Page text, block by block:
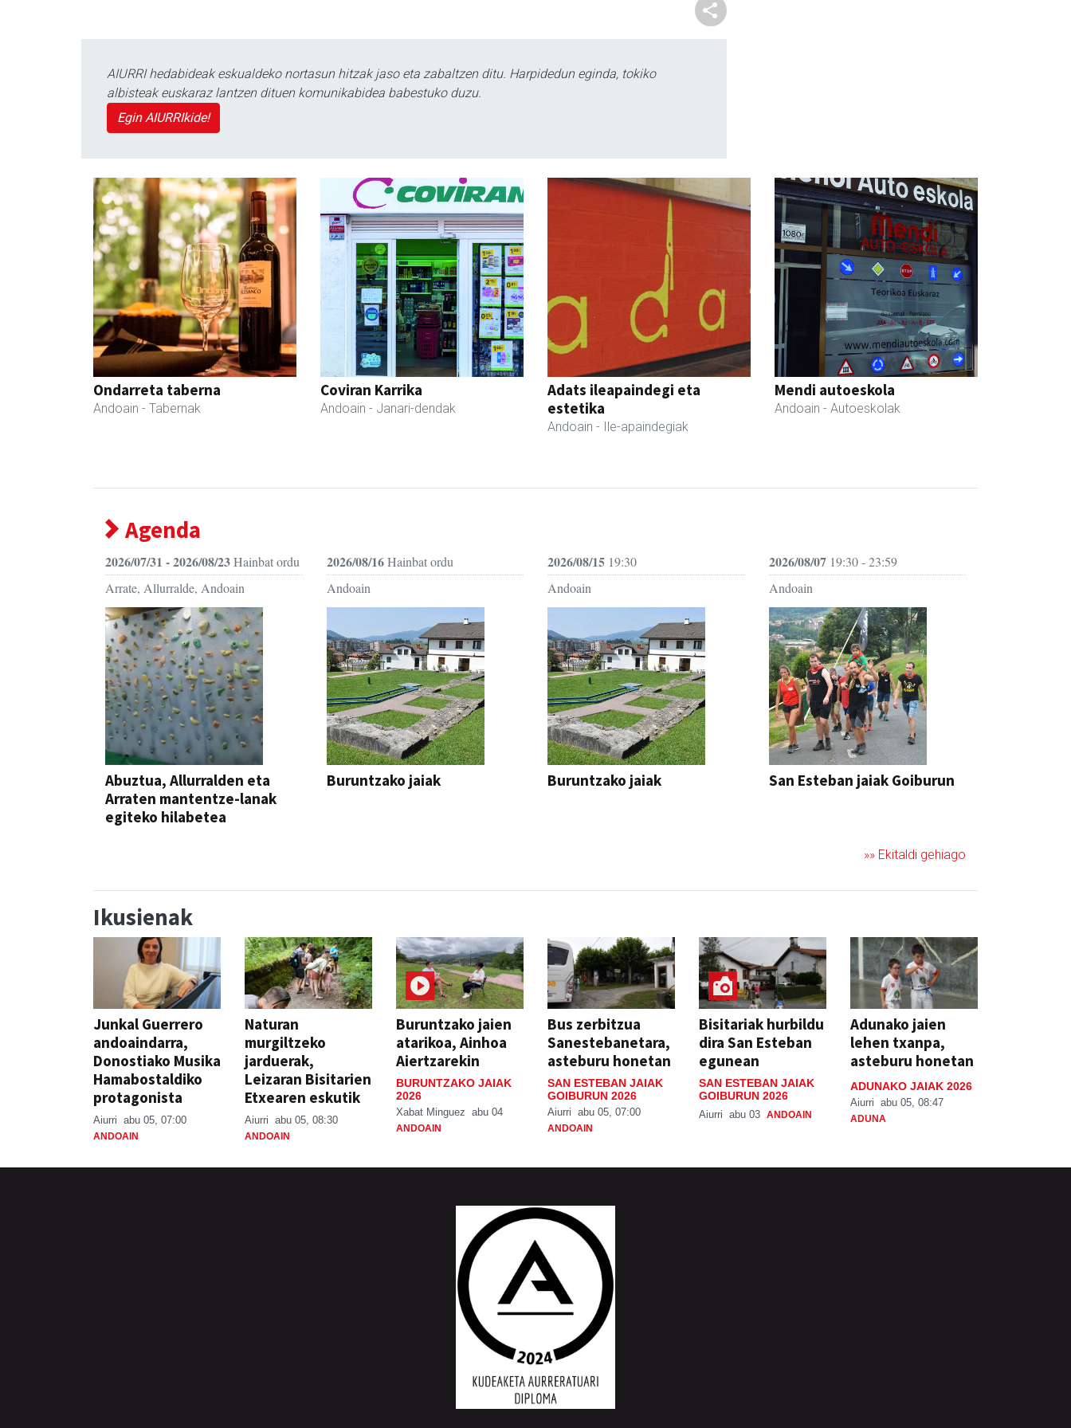
AIURRI hedabideak eskualdeko nortasun hitzak jaso eta zabaltzen ditu. Harpidedun eginda, tokiko
albisteak euskaraz lantzen dituen komunikabidea babestuko duzu.
Egin AIURRIkide!
Ondarreta taberna
Andoain - Tabernak
Coviran Karrika
Andoain - Janari-dendak
Adats ileapaindegi eta
estetika
Andoain - Ile-apaindegiak
Mendi autoeskola
Andoain - Autoeskolak
Agenda
2026/07/31 - 2026/08/23Hainbat ordu
Arrate, Allurralde, Andoain
Abuztua, Allurralden eta
Arraten mantentze-lanak
egiteko hilabetea
2026/08/16Hainbat ordu
Andoain
Buruntzako jaiak
2026/08/15 19:30
Andoain
Buruntzako jaiak
2026/08/0719:30 - 23:59
Andoain
San Esteban jaiak Goiburun
»» Ekitaldi gehiago
Ikusienak
Junkal Guerrero
andoaindarra,
Donostiako Musika
Hamabostaldiko
protagonista
Aiurri abu 05, 07:00
ANDOAIN
Naturan
murgiltzeko
jarduerak,
Leizaran Bisitarien
Etxearen eskutik
Aiurri abu 05, 08:30
ANDOAIN
Buruntzako jaien
atarikoa, Ainhoa
Aiertzarekin
BURUNTZAKO JAIAK
2026
Xabat Minguez abu 04
ANDOAIN
Bus zerbitzua
Sanestebanetara,
asteburu honetan
SAN ESTEBAN JAIAK
GOIBURUN 2026
Aiurri abu 05, 07:00
ANDOAIN
Bisitariak hurbildu
dira San Esteban
egunean
SAN ESTEBAN JAIAK
GOIBURUN 2026
Aiurri abu 03 ANDOAIN
Adunako jaien
lehen txanpa,
asteburu honetan
ADUNAKO JAIAK 2026
Aiurri abu 05, 08:47
ADUNA